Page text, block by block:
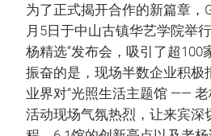
为了正式揭开合作的新篇章，
月5日于中山古镇华艺学院举
杨精选”发布会，吸引了超100
振奋的是，现场半数企业积极
业界对“光照生活主题馆 —— 老
活动现场气氛热烈，让来宾深